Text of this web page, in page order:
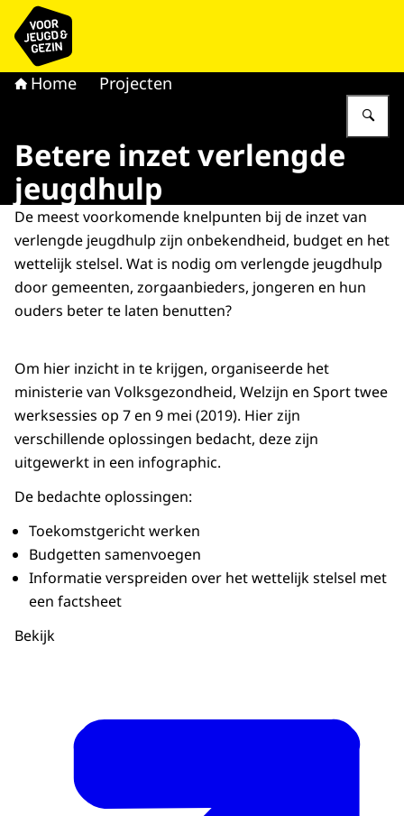
Naar de homepage van voor Jeugd & Gezin
Home Projecten
Betere inzet verlengde
jeugdhulp
De meest voorkomende knelpunten bij de inzet van
verlengde jeugdhulp zijn onbekendheid, budget en het
wettelijk stelsel. Wat is nodig om verlengde jeugdhulp
door gemeenten, zorgaanbieders, jongeren en hun
ouders beter te laten benutten?
Om hier inzicht in te krijgen, organiseerde het
ministerie van Volksgezondheid, Welzijn en Sport twee
werksessies op 7 en 9 mei (2019). Hier zijn
verschillende oplossingen bedacht, deze zijn
uitgewerkt in een infographic.
De bedachte oplossingen:
Toekomstgericht werken
Budgetten samenvoegen
Informatie verspreiden over het wettelijk stelsel met
een factsheet
Bekijk